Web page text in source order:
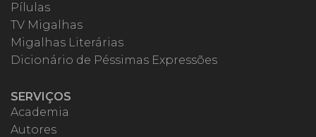
Pílulas
TV Migalhas
Migalhas Literárias
Dicionário de Péssimas Expressões
SERVIÇOS
Academia
Autores